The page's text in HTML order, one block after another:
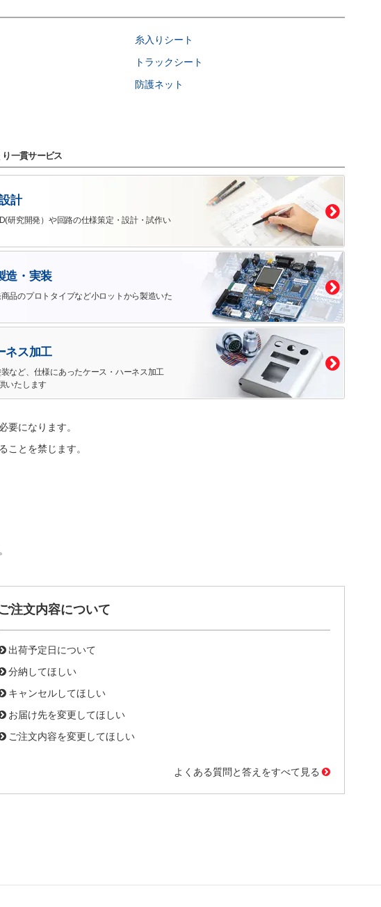
糸入りシート
トラックシート
防護ネット
り一貫サービス
計
研究開発）や回路の仕様策定・設計・試作い
造・実装
品のプロトタイプなど小ロットから製造いた
ネス加工
など、仕様にあったケース・ハーネス加工
いたします
になります。
とを禁じます。
ご注文内容について
出荷予定日について
分納してほしい
キャンセルしてほしい
お届け先を変更してほしい
ご注文内容を変更してほしい
よくある質問と答えをすべて見る